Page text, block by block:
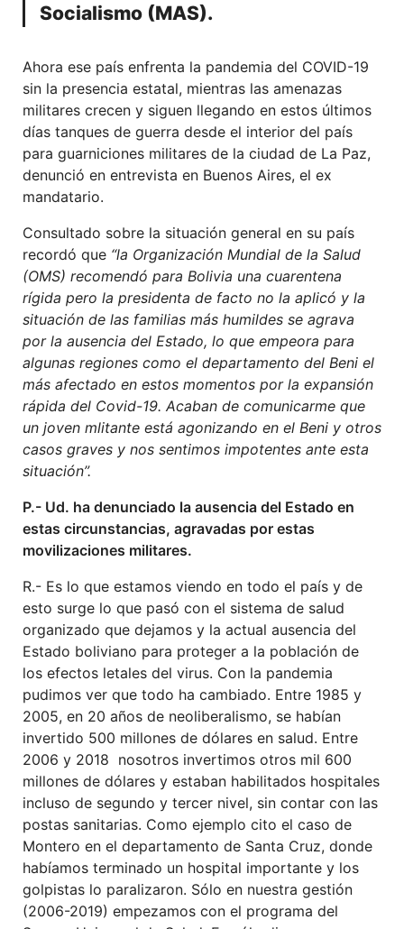
Socialismo (MAS).
Ahora ese país enfrenta la pandemia del COVID-19
sin la presencia estatal, mientras las amenazas
militares crecen y siguen llegando en estos últimos
días tanques de guerra desde el interior del país
para guarniciones militares de la ciudad de La Paz,
denunció en entrevista en Buenos Aires, el ex
mandatario.
Consultado sobre la situación general en su país
recordó que “la Organización Mundial de la Salud
(OMS) recomendó para Bolivia una cuarentena
rígida pero la presidenta de facto no la aplicó y la
situación de las familias más humildes se agrava
por la ausencia del Estado, lo que empeora para
algunas regiones como el departamento del Beni el
más afectado en estos momentos por la expansión
rápida del Covid-19. Acaban de comunicarme que
un joven mlitante está agonizando en el Beni y otros
casos graves y nos sentimos impotentes ante esta
situación”.
P.- Ud. ha denunciado la ausencia del Estado en
estas circunstancias, agravadas por estas
movilizaciones militares.
R.- Es lo que estamos viendo en todo el país y de
esto surge lo que pasó con el sistema de salud
organizado que dejamos y la actual ausencia del
Estado boliviano para proteger a la población de
los efectos letales del virus. Con la pandemia
pudimos ver que todo ha cambiado. Entre 1985 y
2005, en 20 años de neoliberalismo, se habían
invertido 500 millones de dólares en salud. Entre
2006 y 2018 nosotros invertimos otros mil 600
millones de dólares y estaban habilitados hospitales
incluso de segundo y tercer nivel, sin contar con las
postas sanitarias. Como ejemplo cito el caso de
Montero en el departamento de Santa Cruz, donde
habíamos terminado un hospital importante y los
golpistas lo paralizaron. Sólo en nuestra gestión
(2006-2019) empezamos con el programa del